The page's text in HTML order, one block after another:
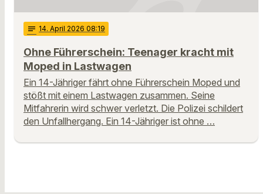
notes 14. April 2026 08:19
Ohne Führerschein: Teenager kracht mit
Moped in Lastwagen
Ein 14-Jähriger fährt ohne Führerschein Moped und
stößt mit einem Lastwagen zusammen. Seine
Mitfahrerin wird schwer verletzt. Die Polizei schildert
den Unfallhergang. Ein 14-Jähriger ist ohne …